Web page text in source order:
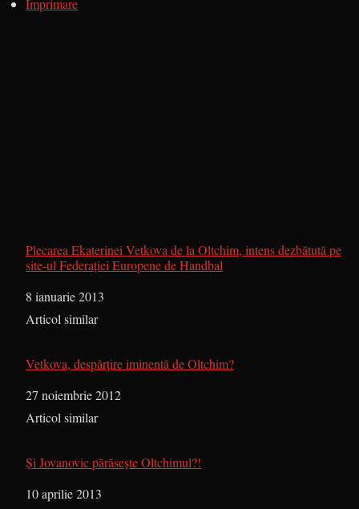
Imprimare
Plecarea Ekaterinei Vetkova de la Oltchim, intens dezbătută pe
site-ul Federaţiei Europene de Handbal
Dată
8 ianuarie 2013
În legătură cu
Articol similar
Vetkova, despărţire iminentă de Oltchim?
Dată
27 noiembrie 2012
În legătură cu
Articol similar
Şi Jovanovic părăseşte Oltchimul?!
Dată
10 aprilie 2013